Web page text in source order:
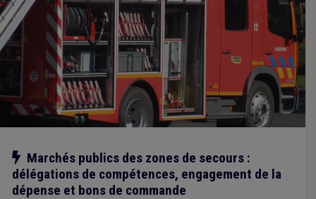
Notre action
Marchés publics des zones de secours :
délégations de compétences, engagement de la
dépense et bons de commande